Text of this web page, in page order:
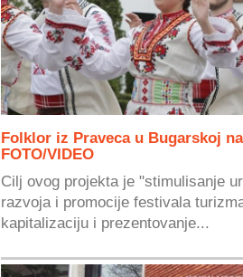
Folklor iz Praveca u Bugarskoj
FOTO/VIDEO
Cilj ovog projekta je "stimulisanje
razvoja i promocije festivala
kapitalizaciju i prezentovanje...